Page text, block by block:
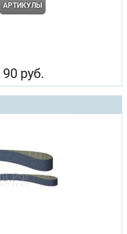
АРТИКУЛЫ
90 руб.